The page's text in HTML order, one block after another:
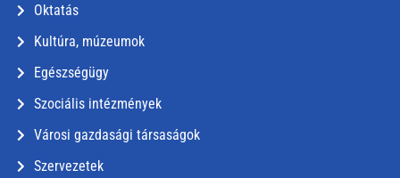
Oktatás
Kultúra, múzeumok
Egészségügy
Szociális intézmények
Városi gazdasági társaságok
Szervezetek